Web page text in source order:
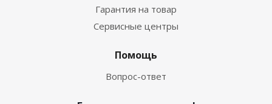
Гарантия на товар
Сервисные центры
Помощь
Вопрос-ответ